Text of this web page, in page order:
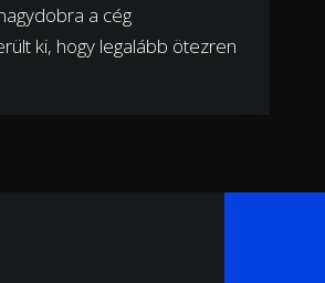
a cég
ki, hogy legalább ötezren